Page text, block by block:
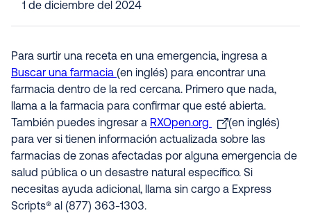
1 de diciembre del 2024
Para surtir una receta en una emergencia, ingresa a
Buscar una farmacia (en inglés) para encontrar una
farmacia dentro de la red cercana. Primero que nada,
llama a la farmacia para confirmar que esté abierta.
También puedes ingresar a RXOpen.org
(en inglés)
para ver si tienen información actualizada sobre las
farmacias de zonas afectadas por alguna emergencia de
salud pública o un desastre natural específico. Si
necesitas ayuda adicional, llama sin cargo a Express
Scripts® al (877) 363-1303.